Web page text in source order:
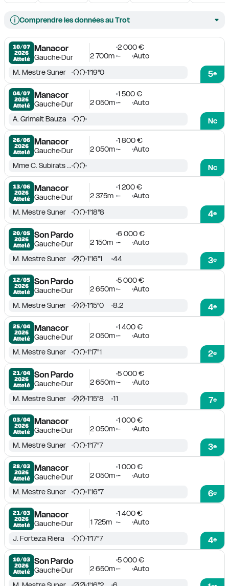
Comprendre les données au Trot
10/07
2026
Attelé
Manacor
GaucheDur
2 000 €
2 700m - Auto
5e
M. Mestre Suner 1'19''0
04/07
2026
Attelé
Manacor
GaucheDur
1 500 €
2 050m -
Auto
Nc
A. Grimalt Bauza
26/06
2026
Attelé
Manacor
GaucheDur
1 800 €
2 050m -
Auto
Nc
Mme C. Subirats Pons
13/06
2026
Attelé
Manacor
GaucheDur
1 200 €
2 375m - Auto
4e
M. Mestre Suner 1'18''8
20/05
2026
Attelé
Son Pardo
GaucheDur
6 000 €
2 150m - Auto
3e
M. Mestre Suner 1'16''1 44
12/05
2026
Attelé
Son Pardo
GaucheDur
5 000 €
2 650m - Auto
4e
M. Mestre Suner 1'15''0 8.2
25/04
2026
Attelé
Manacor
GaucheDur
1 400 €
2 050m - Auto
2e
M. Mestre Suner 1'17''1
21/04
2026
Attelé
Son Pardo
GaucheDur
5 000 €
2 650m - Auto
7e
M. Mestre Suner 1'15''8 11
03/04
2026
Attelé
Manacor
GaucheDur
1 000 €
2 050m - Auto
3e
M. Mestre Suner 1'17''7
28/03
2026
Attelé
Manacor
GaucheDur
1 000 €
2 050m - Auto
6e
M. Mestre Suner 1'16''7
21/03
2026
Attelé
Manacor
GaucheDur
1 400 €
1 725m
- Auto
4e
J. Forteza Riera 1'17''7
10/03
2026
Attelé
Son Pardo
GaucheDur
5 000 €
2 650m - Auto